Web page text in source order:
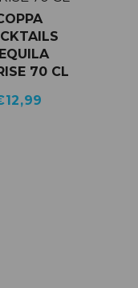
70 CL
12,99